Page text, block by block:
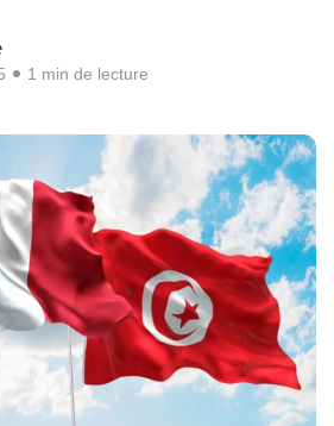
1 min de lecture